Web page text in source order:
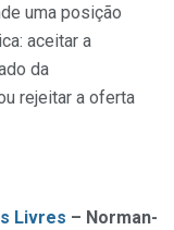
uma posição
aceitar a
da
rejeitar a oferta
Livres – Norman-